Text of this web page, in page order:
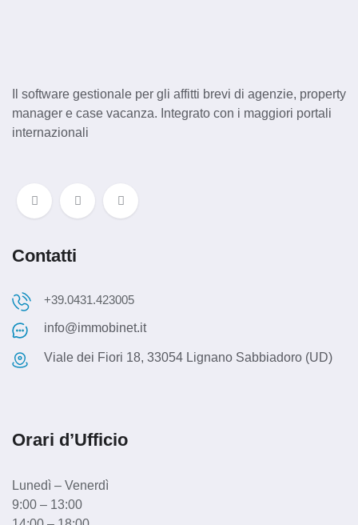
Il software gestionale per gli affitti brevi di agenzie, property
manager e case vacanza. Integrato con i maggiori portali
internazionali
Contatti
+39.0431.423005
info@immobinet.it
Viale dei Fiori 18, 33054 Lignano Sabbiadoro (UD)
Orari d’Ufficio
Lunedì – Venerdì
9:00 – 13:00